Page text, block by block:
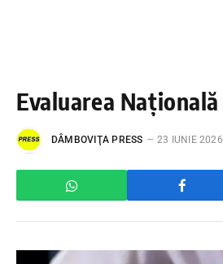
Evaluarea Națională
DÂMBOVIŢA PRESS 23 IUNIE 2026